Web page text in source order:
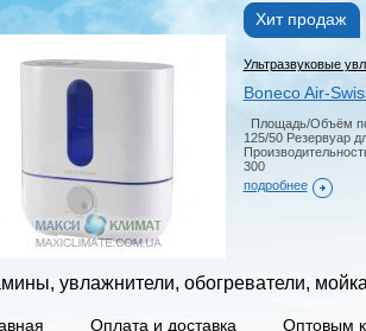
Хит продаж
Ультразвуковые
Boneco Air-
Площадь/Объём
125/50 Резервуар
300
подробнее
Оплата и доставка Оптовым
увлажнители, обогреватели,